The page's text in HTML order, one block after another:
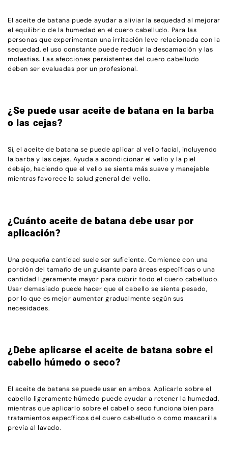
El aceite de batana puede ayudar a aliviar la sequedad al mejorar
el equilibrio de la humedad en el cuero cabelludo. Para las
personas que experimentan una irritación leve relacionada con la
sequedad, el uso constante puede reducir la descamación y las
molestias. Las afecciones persistentes del cuero cabelludo
deben ser evaluadas por un profesional.
¿Se puede usar aceite de batana en la barba
o las cejas?
Sí, el aceite de batana se puede aplicar al vello facial, incluyendo
la barba y las cejas. Ayuda a acondicionar el vello y la piel
debajo, haciendo que el vello se sienta más suave y manejable
mientras favorece la salud general del vello.
¿Cuánto aceite de batana debe usar por
aplicación?
Una pequeña cantidad suele ser suficiente. Comience con una
porción del tamaño de un guisante para áreas específicas o una
cantidad ligeramente mayor para cubrir todo el cuero cabelludo.
Usar demasiado puede hacer que el cabello se sienta pesado,
por lo que es mejor aumentar gradualmente según sus
necesidades.
¿Debe aplicarse el aceite de batana sobre el
cabello húmedo o seco?
El aceite de batana se puede usar en ambos. Aplicarlo sobre el
cabello ligeramente húmedo puede ayudar a retener la humedad,
mientras que aplicarlo sobre el cabello seco funciona bien para
tratamientos específicos del cuero cabelludo o como mascarilla
previa al lavado.